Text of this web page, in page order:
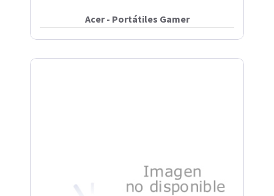
Acer - Portátiles Gamer